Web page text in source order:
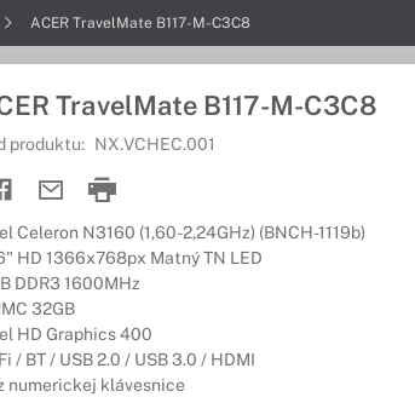
ACER TravelMate B117-M-C3C8
TravelMate B117-M-C3C8
produktu: NX.VCHEC.001
Celeron N3160 (1,60-2,24GHz) (BNCH-1119b)
HD 1366x768px Matný TN LED
DDR3 1600MHz
32GB
HD Graphics 400
/ BT / USB 2.0 / USB 3.0 / HDMI
numerickej klávesnice